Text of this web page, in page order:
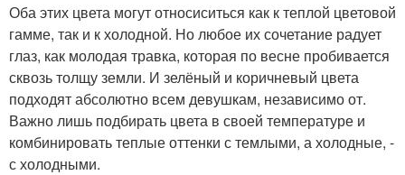
Оба этих цвета могут относиситься как к теплой цветовой
гамме, так и к холодной. Но любое их сочетание радует
глаз, как молодая травка, которая по весне пробивается
сквозь толщу земли. И зелёный и коричневый цвета
подходят абсолютно всем девушкам, независимо от.
Важно лишь подбирать цвета в своей температуре и
комбинировать теплые оттенки с темлыми, а холодные, -
с холодными.